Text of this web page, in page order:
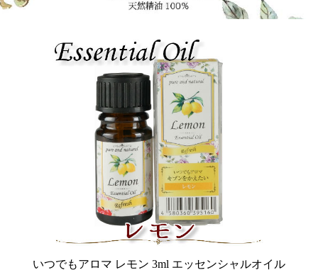
いつでもアロマ レモン 3ml エッセンシャルオイル